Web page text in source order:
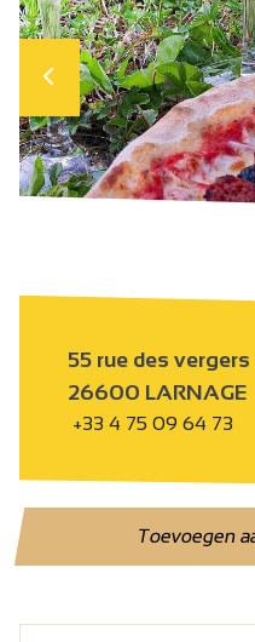
55 rue des vergers
26600 LARNAGE
+33 4 75 09 64 73
Toevoegen